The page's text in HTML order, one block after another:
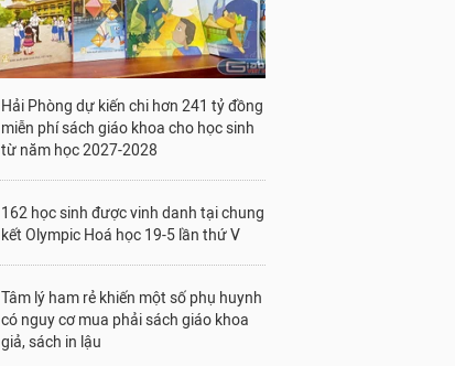
Hải Phòng dự kiến chi hơn 241 tỷ đồng
miễn phí sách giáo khoa cho học sinh
từ năm học 2027-2028
162 học sinh được vinh danh tại chung
kết Olympic Hoá học 19-5 lần thứ V
Tâm lý ham rẻ khiến một số phụ huynh
có nguy cơ mua phải sách giáo khoa
giả, sách in lậu